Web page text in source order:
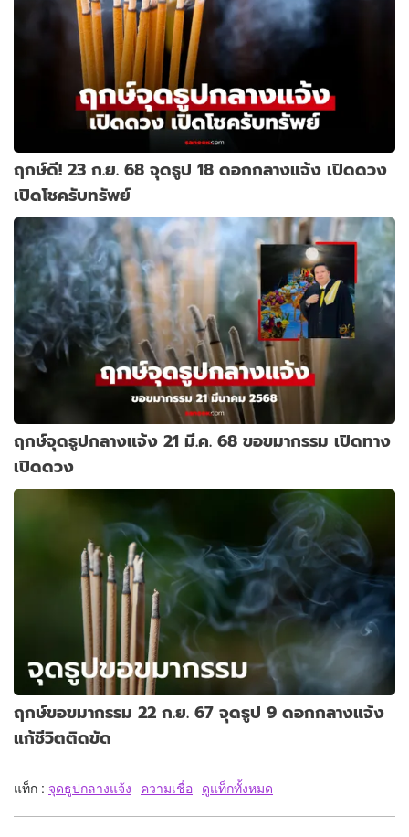
ฤกษ์ดี! 23 ก.ย. 68 จุดธูป 18 ดอกกลางแจ้ง เปิดดวง
เปิดโชครับทรัพย์
ฤกษ์จุดธูปกลางแจ้ง 21 มี.ค. 68 ขอขมากรรม เปิดทาง
เปิดดวง
ฤกษ์ขอขมากรรม 22 ก.ย. 67 จุดธูป 9 ดอกกลางแจ้ง
แก้ชีวิตติดขัด
แท็ก : จุดธูปกลางแจ้ง ความเชื่อ ดูแท็กทั้งหมด